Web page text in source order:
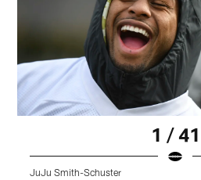
1 / 41
JuJu Smith-Schuster